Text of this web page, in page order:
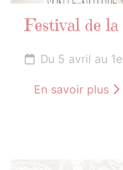
Festival de
Du 5 avril au
En savoir plus